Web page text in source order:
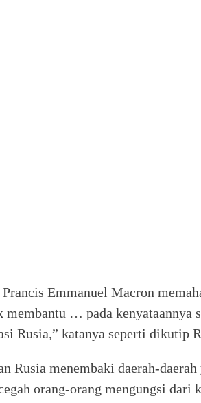
Prancis Emmanuel Macron
… pada kenyataannya
Rusia,” katanya seperti dikutip
Rusia menembaki daerah-
orang-orang mengungsi dari